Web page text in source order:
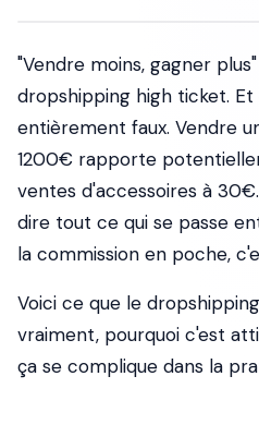
"Vendre moins, gagner
dropshipping high ticket. Et
entièrement faux. Vendre
1200€ rapporte
ventes d'accessoires à
dire tout ce qui se passe
la commission en poche,
Voici ce que le
vraiment, pourquoi c'est
ça se complique dans la